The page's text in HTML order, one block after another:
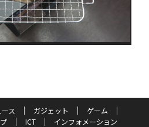
ス ガジェット
ゲーム
ICT
インフォメーション